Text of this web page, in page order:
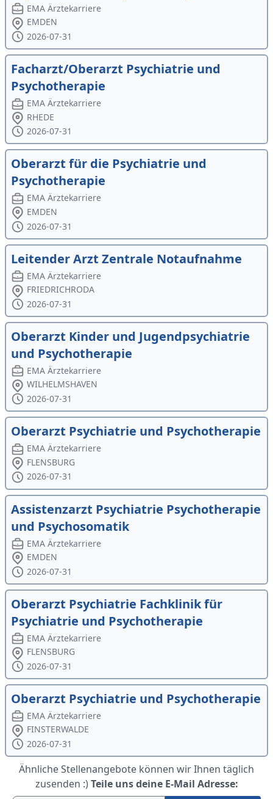
EMA Ärztekarriere
EMDEN
2026-07-31
Facharzt/Oberarzt Psychiatrie und
Psychotherapie
EMA Ärztekarriere
RHEDE
2026-07-31
Oberarzt für die Psychiatrie und
Psychotherapie
EMA Ärztekarriere
EMDEN
2026-07-31
Leitender Arzt Zentrale Notaufnahme
EMA Ärztekarriere
FRIEDRICHRODA
2026-07-31
Oberarzt Kinder und Jugendpsychiatrie
und Psychotherapie
EMA Ärztekarriere
WILHELMSHAVEN
2026-07-31
Oberarzt Psychiatrie und Psychotherapie
EMA Ärztekarriere
FLENSBURG
2026-07-31
Assistenzarzt Psychiatrie Psychotherapie
und Psychosomatik
EMA Ärztekarriere
EMDEN
2026-07-31
Oberarzt Psychiatrie Fachklinik für
Psychiatrie und Psychotherapie
EMA Ärztekarriere
FLENSBURG
2026-07-31
Oberarzt Psychiatrie und Psychotherapie
EMA Ärztekarriere
FINSTERWALDE
2026-07-31
Ähnliche Stellenangebote können wir Ihnen täglich
zusenden :) Teile uns deine E-Mail Adresse: